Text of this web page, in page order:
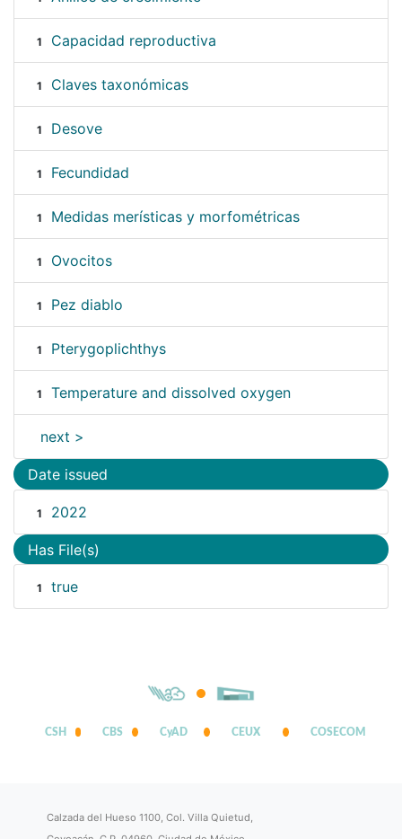
1 Capacidad reproductiva
1 Claves taxonómicas
1 Desove
1 Fecundidad
1 Medidas merísticas y morfométricas
1 Ovocitos
1 Pez diablo
1 Pterygoplichthys
1 Temperature and dissolved oxygen
next >
Date issued
1 2022
Has File(s)
1 true
CSH CBS CyAD CEUX COSECOM
Calzada del Hueso 1100, Col. Villa Quietud,